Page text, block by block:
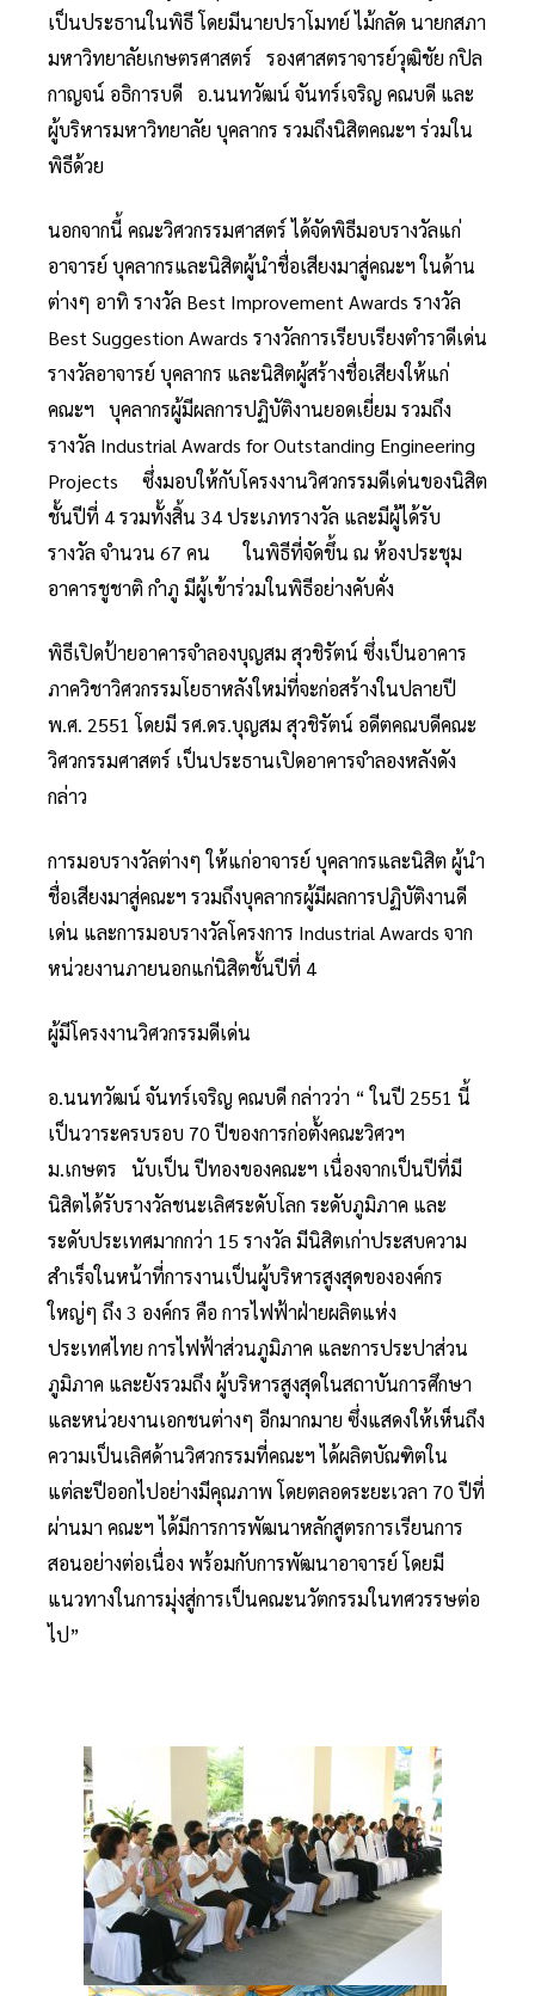
เป็นประธานในพิธี โดยมีนายปราโมทย์ ไม้กลัด นายกสภา
มหาวิทยาลัยเกษตรศาสตร์ รองศาสตราจารย์วุฒิชัย กปิล
กาญจน์ อธิการบดี อ.นนทวัฒน์ จันทร์เจริญ คณบดี และ
ผู้บริหารมหาวิทยาลัย บุคลากร รวมถึงนิสิตคณะฯ ร่วมใน
พิธีด้วย
นอกจากนี้ คณะวิศวกรรมศาสตร์ ได้จัดพิธีมอบรางวัลแก่
อาจารย์ บุคลากรและนิสิตผู้นำชื่อเสียงมาสู่คณะฯ ในด้าน
ต่างๆ อาทิ รางวัล Best Improvement Awards รางวัล
Best Suggestion Awards รางวัลการเรียบเรียงตำราดีเด่น
รางวัลอาจารย์ บุคลากร และนิสิตผู้สร้างชื่อเสียงให้แก่
คณะฯ บุคลากรผู้มีผลการปฏิบัติงานยอดเยี่ยม รวมถึง
รางวัล Industrial Awards for Outstanding Engineering
Projects ซึ่งมอบให้กับโครงงานวิศวกรรมดีเด่นของนิสิต
ชั้นปีที่ 4 รวมทั้งสิ้น 34 ประเภทรางวัล และมีผู้ได้รับ
รางวัล จำนวน 67 คน ในพิธีที่จัดขึ้น ณ ห้องประชุม
อาคารชูชาติ กำภู มีผู้เข้าร่วมในพิธีอย่างคับคั่ง
พิธีเปิดป้ายอาคารจำลองบุญสม สุวชิรัตน์ ซึ่งเป็นอาคาร
ภาควิชาวิศวกรรมโยธาหลังใหม่ที่จะก่อสร้างในปลายปี
พ.ศ. 2551 โดยมี รศ.ดร.บุญสม สุวชิรัตน์ อดีตคณบดีคณะ
วิศวกรรมศาสตร์ เป็นประธานเปิดอาคารจำลองหลังดัง
กล่าว
การมอบรางวัลต่างๆ ให้แก่อาจารย์ บุคลากรและนิสิต ผู้นำ
ชื่อเสียงมาสู่คณะฯ รวมถึงบุคลากรผู้มีผลการปฏิบัติงานดี
เด่น และการมอบรางวัลโครงการ Industrial Awards จาก
หน่วยงานภายนอกแก่นิสิตชั้นปีที่ 4
ผู้มีโครงงานวิศวกรรมดีเด่น
อ.นนทวัฒน์ จันทร์เจริญ คณบดี กล่าวว่า “ ในปี 2551 นี้
เป็นวาระครบรอบ 70 ปีของการก่อตั้งคณะวิศวฯ
ม.เกษตร นับเป็น ปีทองของคณะฯ เนื่องจากเป็นปีที่มี
นิสิตได้รับรางวัลชนะเลิศระดับโลก ระดับภูมิภาค และ
ระดับประเทศมากกว่า 15 รางวัล มีนิสิตเก่าประสบความ
สำเร็จในหน้าที่การงานเป็นผู้บริหารสูงสุดขององค์กร
ใหญ่ๆ ถึง 3 องค์กร คือ การไฟฟ้าฝ่ายผลิตแห่ง
ประเทศไทย การไฟฟ้าส่วนภูมิภาค และการประปาส่วน
ภูมิภาค และยังรวมถึง ผู้บริหารสูงสุดในสถาบันการศึกษา
และหน่วยงานเอกชนต่างๆ อีกมากมาย ซึ่งแสดงให้เห็นถึง
ความเป็นเลิศด้านวิศวกรรมที่คณะฯ ได้ผลิตบัณฑิตใน
แต่ละปีออกไปอย่างมีคุณภาพ โดยตลอดระยะเวลา 70 ปีที่
ผ่านมา คณะฯ ได้มีการการพัฒนาหลักสูตรการเรียนการ
สอนอย่างต่อเนื่อง พร้อมกับการพัฒนาอาจารย์ โดยมี
แนวทางในการมุ่งสู่การเป็นคณะนวัตกรรมในทศวรรษต่อ
ไป”